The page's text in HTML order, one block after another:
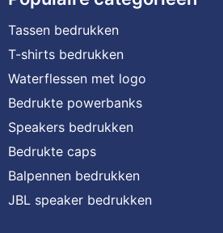
Tassen bedrukken
T-shirts bedrukken
Waterflessen met logo
Bedrukte powerbanks
Speakers bedrukken
Bedrukte caps
Balpennen bedrukken
JBL speaker bedrukken